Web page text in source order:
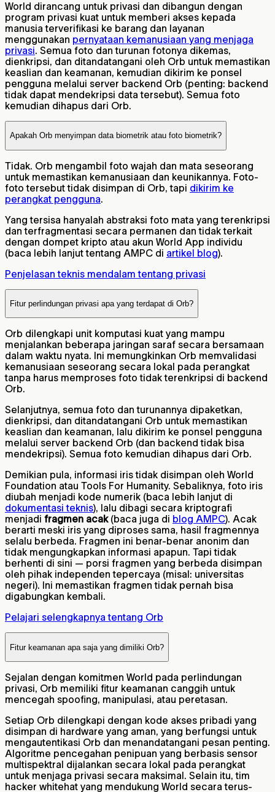
World dirancang untuk privasi dan dibangun dengan
program privasi kuat untuk memberi akses kepada
manusia terverifikasi ke barang dan layanan
menggunakan pernyataan kemanusiaan yang menjaga
privasi. Semua foto dan turunan fotonya dikemas,
dienkripsi, dan ditandatangani oleh Orb untuk memastikan
keaslian dan keamanan, kemudian dikirim ke ponsel
pengguna melalui server backend Orb (penting: backend
tidak dapat mendekripsi data tersebut). Semua foto
kemudian dihapus dari Orb.
Apakah Orb menyimpan data biometrik atau foto biometrik?
Tidak. Orb mengambil foto wajah dan mata seseorang
untuk memastikan kemanusiaan dan keunikannya. Foto-
foto tersebut tidak disimpan di Orb, tapi dikirim ke
perangkat pengguna.
Yang tersisa hanyalah abstraksi foto mata yang terenkripsi
dan terfragmentasi secara permanen dan tidak terkait
dengan dompet kripto atau akun World App individu
(baca lebih lanjut tentang AMPC di artikel blog).
Penjelasan teknis mendalam tentang privasi
Fitur perlindungan privasi apa yang terdapat di Orb?
Orb dilengkapi unit komputasi kuat yang mampu
menjalankan beberapa jaringan saraf secara bersamaan
dalam waktu nyata. Ini memungkinkan Orb memvalidasi
kemanusiaan seseorang secara lokal pada perangkat
tanpa harus memproses foto tidak terenkripsi di backend
Orb.
Selanjutnya, semua foto dan turunannya dipaketkan,
dienkripsi, dan ditandatangani Orb untuk memastikan
keaslian dan keamanan, lalu dikirim ke ponsel pengguna
melalui server backend Orb (dan backend tidak bisa
mendekripsi). Semua foto kemudian dihapus dari Orb.
Demikian pula, informasi iris tidak disimpan oleh World
Foundation atau Tools For Humanity. Sebaliknya, foto iris
diubah menjadi kode numerik (baca lebih lanjut di
dokumentasi teknis), lalu dibagi secara kriptografi
menjadi fragmen acak(baca juga di blog AMPC). Acak
berarti meski iris yang diproses sama, hasil fragmennya
selalu berbeda. Fragmen ini benar-benar anonim dan
tidak mengungkapkan informasi apapun. Tapi tidak
berhenti di sini — porsi fragmen yang berbeda disimpan
oleh pihak independen tepercaya (misal: universitas
negeri). Ini memastikan fragmen tidak pernah bisa
digabungkan kembali.
Pelajari selengkapnya tentang Orb
Fitur keamanan apa saja yang dimiliki Orb?
Sejalan dengan komitmen World pada perlindungan
privasi, Orb memiliki fitur keamanan canggih untuk
mencegah spoofing, manipulasi, atau peretasan.
Setiap Orb dilengkapi dengan kode akses pribadi yang
disimpan di hardware yang aman, yang berfungsi untuk
mengautentikasi Orb dan menandatangani pesan penting.
Algoritme pencegahan penipuan yang berbasis sensor
multispektral dijalankan secara lokal pada perangkat
untuk menjaga privasi secara maksimal. Selain itu, tim
hacker whitehat yang mendukung World secara terus-